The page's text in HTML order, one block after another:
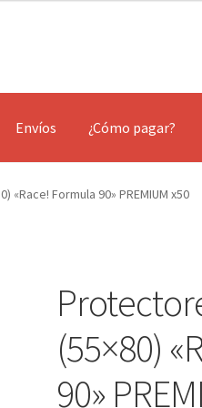
Envíos ¿Cómo pagar?
Formula 90» PREMIUM x50
(55×80)
90»